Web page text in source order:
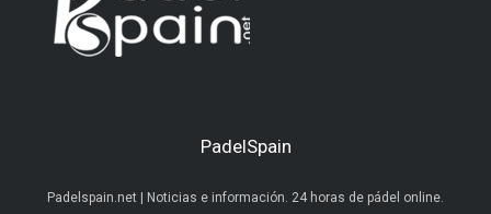
PadelSpain
Padelspain.net | Noticias e información. 24 horas de pádel online.